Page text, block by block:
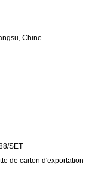
Chine
SET
de carton d'exportation